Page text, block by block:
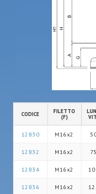
CODICE
FILETTO
(F)
12830 M16x2
12832 M16x2
12834 M16x2
12836 M16x2